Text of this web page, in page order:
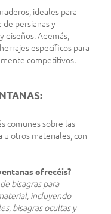
ideales para
de persianas y
diseños. Además,
específicos para
competitivos.
comunes sobre las
u otros materiales, con
ofrecéis?
bisagras para
incluyendo
bisagras ocultas y